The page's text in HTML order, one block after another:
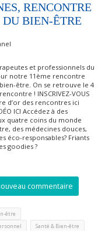
RENCONTRE
DU BIEN-ÊTRE
et professionnels du
notre 11ème rencontre
être. On se retrouve le 4
! INSCRIVEZ-VOUS
d’or des rencontres ici
ICI Accédez à des
quatre coins du monde
des médecines douces,
éco-responsables? Friants
goodies ?
commentaire
être
Santé & Bien-être